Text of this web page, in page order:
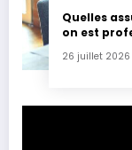
Quelles
on est
26 juillet 2026